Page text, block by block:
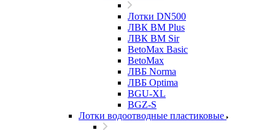
Лотки DN500
ЛВК ВМ Plus
ЛВК ВМ Sir
BetoMax Basic
BetoMax
ЛВБ Norma
ЛВБ Optima
BGU-XL
BGZ-S
Лотки водоотводные пластиковые